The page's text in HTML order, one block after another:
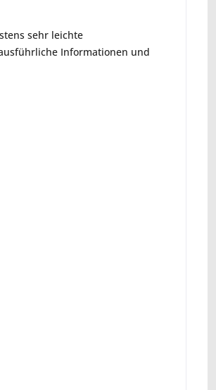
sehr leichte
Informationen und